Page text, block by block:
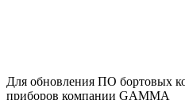
Для обновления ПО бортовых
приборов компании GAMMA